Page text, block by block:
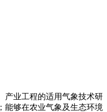
产业工程的适用气象技术研
能够在农业气象及生态环境